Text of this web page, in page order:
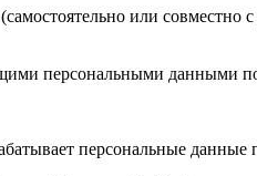
или совместно
персональными данными
персональные данные